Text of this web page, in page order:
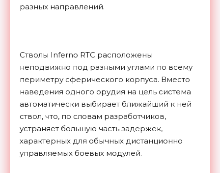
разных направлений.
Стволы Inferno RTC расположены
неподвижно под разными углами по всему
периметру сферического корпуса. Вместо
наведения одного орудия на цель система
автоматически выбирает ближайший к ней
ствол, что, по словам разработчиков,
устраняет большую часть задержек,
характерных для обычных дистанционно
управляемых боевых модулей.